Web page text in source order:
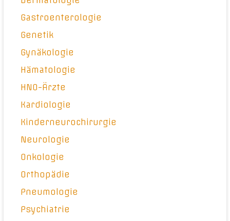
Gastroenterologie
Genetik
Gynäkologie
Hämatologie
HNO-Ärzte
Kardiologie
Kinderneurochirurgie
Neurologie
Onkologie
Orthopädie
Pneumologie
Psychiatrie